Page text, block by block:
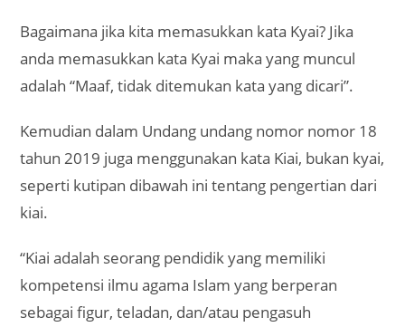
Bagaimana jika kita memasukkan kata Kyai? Jika
anda memasukkan kata Kyai maka yang muncul
adalah “Maaf, tidak ditemukan kata yang dicari”.
Kemudian dalam Undang undang nomor nomor 18
tahun 2019 juga menggunakan kata Kiai, bukan kyai,
seperti kutipan dibawah ini tentang pengertian dari
kiai.
“Kiai adalah seorang pendidik yang memiliki
kompetensi ilmu agama Islam yang berperan
sebagai figur, teladan, dan/atau pengasuh